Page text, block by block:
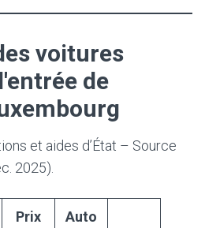
voitures
de
et aides d’État – Source
2025).
Prix Auto